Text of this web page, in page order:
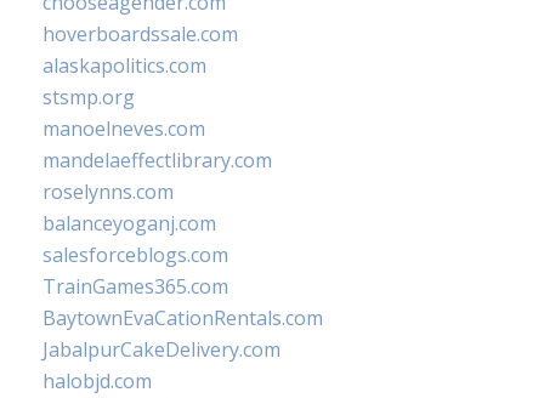
hoverboardssale.com
alaskapolitics.com
stsmp.org
manoelneves.com
mandelaeffectlibrary.com
roselynns.com
balanceyoganj.com
salesforceblogs.com
TrainGames365.com
BaytownEvaCationRentals.com
JabalpurCakeDelivery.com
halobjd.com